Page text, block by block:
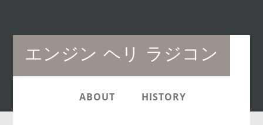
エンジン ヘリ ラジコン
Main
navigation
ABOUT HISTORY